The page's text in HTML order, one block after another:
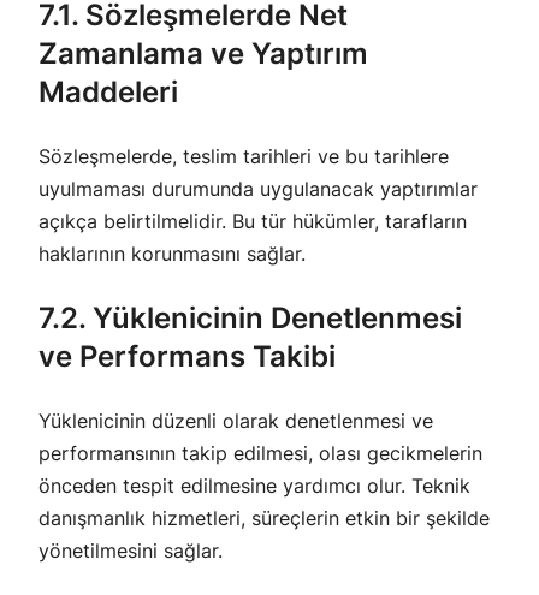
7.1. Sözleşmelerde Net
Zamanlama ve Yaptırım
Maddeleri
Sözleşmelerde, teslim tarihleri ve bu tarihlere
uyulmaması durumunda uygulanacak yaptırımlar
açıkça belirtilmelidir. Bu tür hükümler, tarafların
haklarının korunmasını sağlar.
7.2. Yüklenicinin Denetlenmesi
ve Performans Takibi
Yüklenicinin düzenli olarak denetlenmesi ve
performansının takip edilmesi, olası gecikmelerin
önceden tespit edilmesine yardımcı olur. Teknik
danışmanlık hizmetleri, süreçlerin etkin bir şekilde
yönetilmesini sağlar.